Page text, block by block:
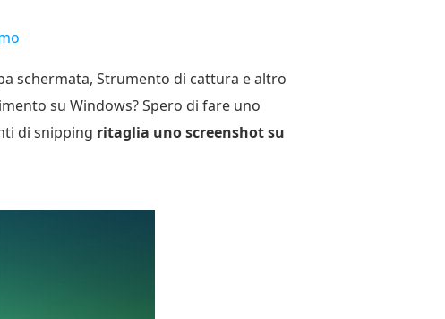
schermata, Strumento di cattura e altro
su Windows? Spero di fare uno
di snipping ritaglia uno screenshot su